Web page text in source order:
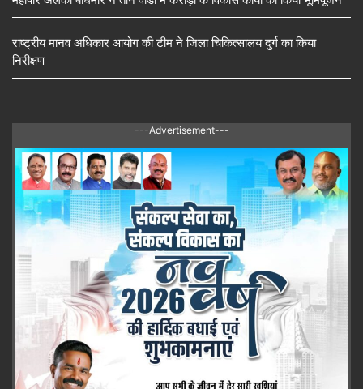
राष्ट्रीय मानव अधिकार आयोग की टीम ने जिला चिकित्सालय दुर्ग का किया
निरीक्षण
---Advertisement---